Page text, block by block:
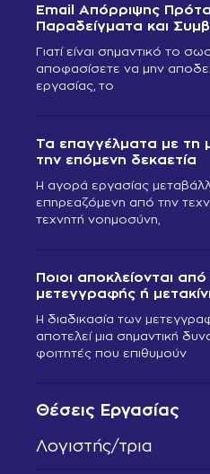
Θέσεις Εργασίας
Λογιστής/τρια
Email Απόρριψης
Παραδείγματα και
Γιατί είναι σημαντικό το
αποφασίσετε να μην
εργασίας, το
Τα επαγγέλματα με τη
την επόμενη δεκαετία
Η αγορά εργασίας
επηρεαζόμενη από την
τεχνητή νοημοσύνη,
Ποιοι αποκλείονται
μετεγγραφής ή
Η διαδικασία των
αποτελεί μια σημαντική
φοιτητές που επιθυμούν